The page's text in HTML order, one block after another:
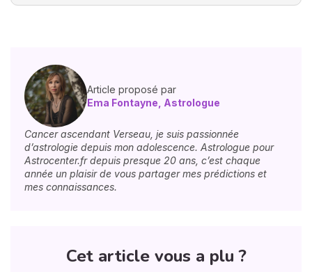
Article proposé par
Ema Fontayne, Astrologue
Cancer ascendant Verseau, je suis passionnée
d’astrologie depuis mon adolescence. Astrologue pour
Astrocenter.fr depuis presque 20 ans, c’est chaque
année un plaisir de vous partager mes prédictions et
mes connaissances.
Cet article vous a plu ?